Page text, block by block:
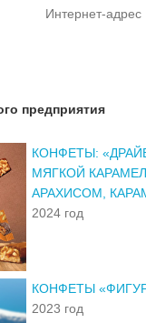
Интернет-адрес
предприятия
КОНФЕТЫ:
МЯГКОЙ
АРАХИСОМ,
2024 год
КОНФЕТЫ
2023 год